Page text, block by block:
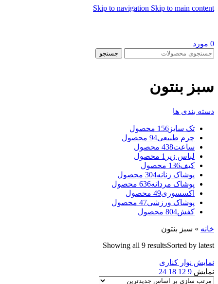
Skip to navigation Skip to main content
0 مورد
جستجو
سبز بنتون
دسته بندی ها
تک سایز 156 محصول
چرم طبیعی94 محصول
ساعت438 محصول
لباس زیر 1 محصول
کیف136 محصول
پوشاک زنانه304 محصول
پوشاک مردانه636 محصول
اکسسوری49 محصول
پوشاک ورزشی47 محصول
کفش804 محصول
خانه » سبز بنتون
Showing all 9 resultsSorted by latest
نمایش نوار کناری
نمایش 9
12
18
24